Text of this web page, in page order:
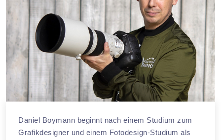
Daniel Boymann beginnt nach einem Studium zum
Grafikdesigner und einem Fotodesign-Studium als